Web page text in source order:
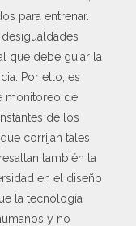
para entrenar.
que debe guiar la
Por ello, es
monitoreo de
de los
corrijan tales
también la
en el diseño
la tecnología
y no